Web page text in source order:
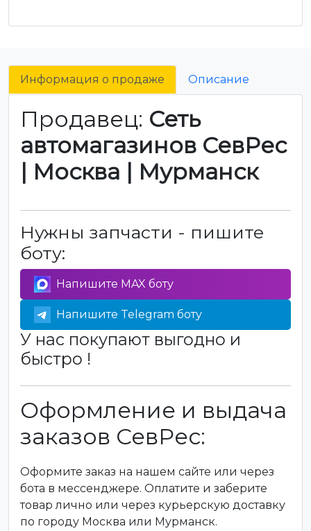
Информация о продаже Описание
Продавец: Сеть
автомагазинов СевРес
| Москва | Мурманск
Нужны запчасти - пишите
боту:
Напишите MAX боту
Напишите Telegram боту
У нас покупают выгодно и
быстро !
Оформление и выдача
заказов СевРес:
Оформите заказ на нашем сайте или через
бота в мессенджере. Оплатите и заберите
товар лично или через курьерскую доставку
по городу Москва или Мурманск.